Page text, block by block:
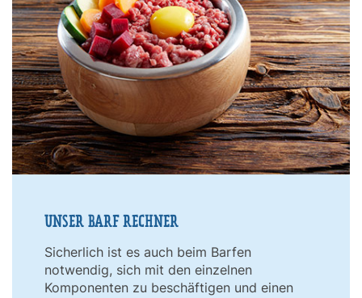
UNSER BARF RECHNER
Sicherlich ist es auch beim Barfen
notwendig, sich mit den einzelnen
Komponenten zu beschäftigen und einen